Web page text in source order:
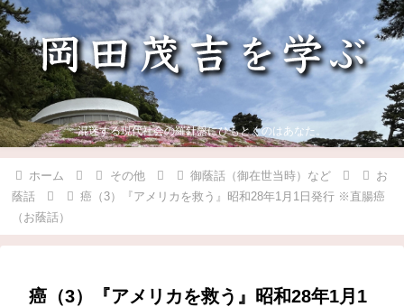
混迷する現代社会の羅針盤にひもとくのはあなた。
ホーム その他 御蔭話（御在世当時）など
お
蔭話
癌（3）『アメリカを救う』昭和28年1月1日発行 ※直腸癌
（お蔭話）
癌（3）『アメリカを救う』昭和28年1月1